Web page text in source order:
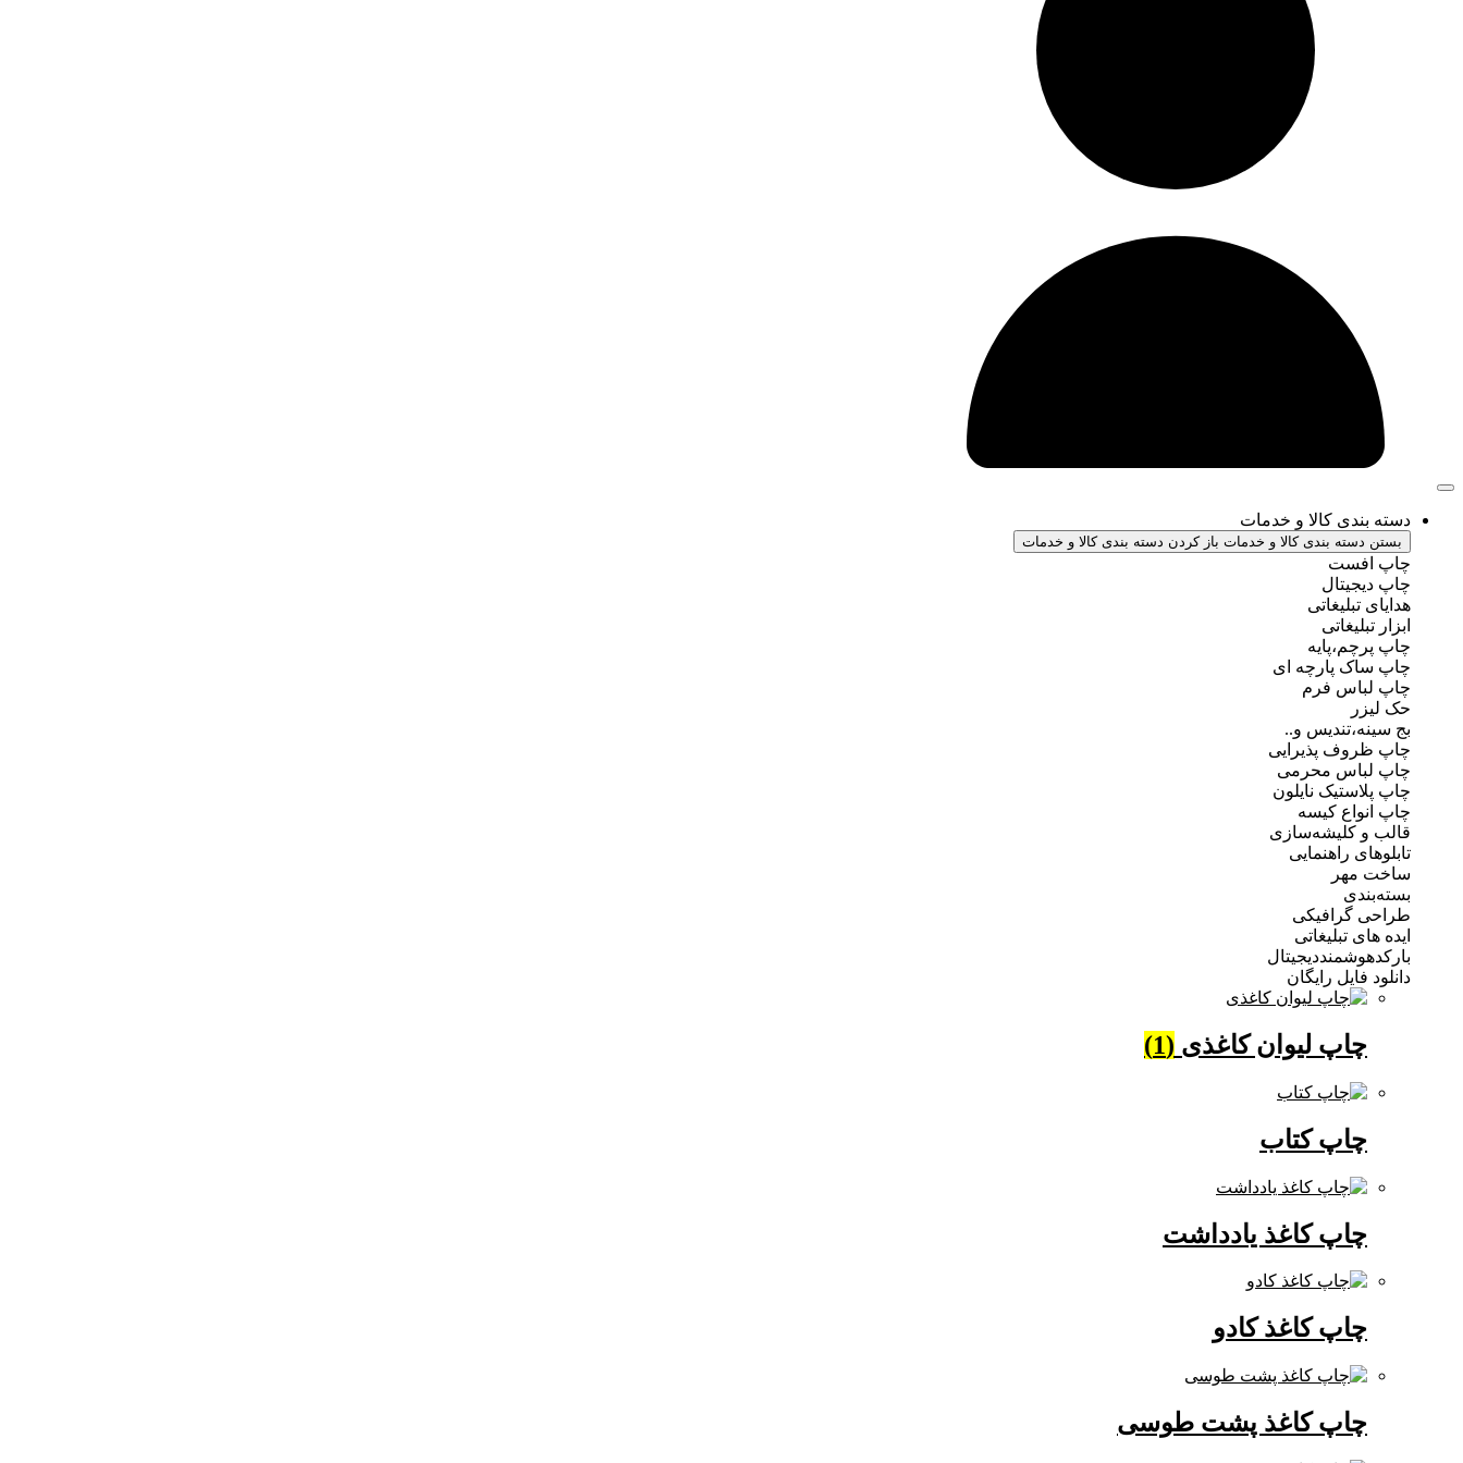
دسته بندی کالا و خدمات
بستن دسته بندی کالا و خدمات باز کردن دسته بندی کالا و خدمات
چاپ افست
چاپ دیجیتال
هدایای تبلیغاتی
ابزار تبلیغاتی
چاپ پرچم،پایه
چاپ ساک پارچه ای
چاپ لباس فرم
حک لیزر
بج سینه،تندیس و..
چاپ ظروف پذیرایی
چاپ لباس محرمی
چاپ پلاستیک نایلون
چاپ انواع کیسه
قالب و کلیشه‌سازی
تابلوهای راهنمایی
ساخت مهر
بسته‌بندی
طراحی گرافیکی
ایده های تبلیغاتی
بارکدهوشمنددیجیتال
دانلود فایل رایگان
چاپ لیوان کاغذی (1)
چاپ کتاب
چاپ کاغذ یادداشت
چاپ کاغذ کادو
چاپ کاغذ پشت طوسی